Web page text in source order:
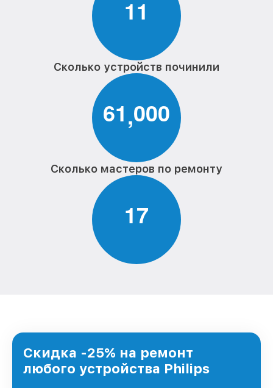
11
Сколько устройств починили
61,000
Сколько мастеров по ремонту
17
Скидка -25% на ремонт
любого устройства Philips